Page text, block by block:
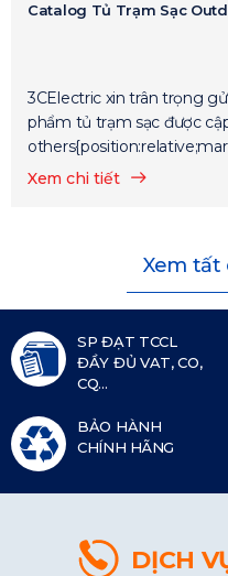
Catalog Tủ Trạm Sạc
3CElectric xin trân trọng
phẩm tủ trạm sạc được cập
Xem chi tiết
Xem tất
SP ĐẠT TCCL
ĐẦY ĐỦ VAT, CO,
CQ...
BẢO HÀNH
CHÍNH HÃNG
DỊCH